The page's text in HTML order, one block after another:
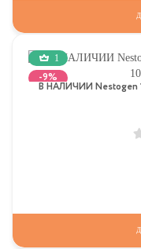
1
-9%
В НАЛИЧИИ Nestogen 1